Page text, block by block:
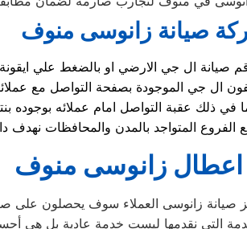
صيانة زانوسى منوف
في ذلك عقبة التواصل امام عملائه
اعطال زانوسى منوف
زانوسى العملاء سوف يحصلون على
التي نقدمها ليست خدمة عادية بل هي